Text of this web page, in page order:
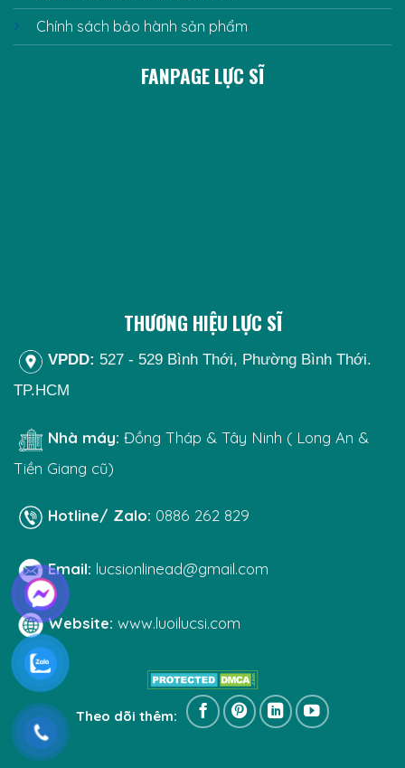
Chính sách bảo hành sản phẩm
FANPAGE LỰC SĨ
THƯƠNG HIỆU LỰC SĨ
VPDD: 527 - 529 Bình Thới, Phường Bình Thới.
TP.HCM
Nhà máy: Đồng Tháp & Tây Ninh ( Long An &
Tiền Giang cũ)
Hotline/ Zalo: 0886 262 829
Email: lucsionlinead@gmail.com
Website: www.luoilucsi.com
Theo dõi thêm: